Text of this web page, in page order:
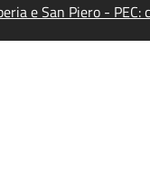
e San Piero -